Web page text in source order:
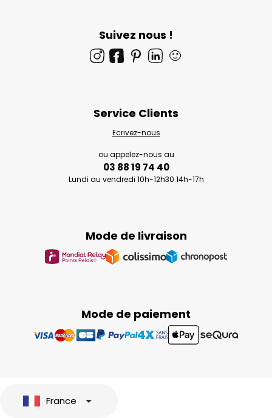
Suivez nous !
🙂
Mode de paiement
Mode de livraison
Service Clients
Ecrivez-nous
ou appelez-nous au
03 88 19 74 40
Lundi au vendredi 10h-12h30 14h-17h
France